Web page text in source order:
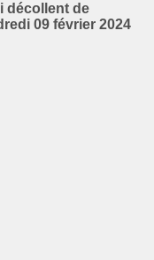
décollent de
09 février 2024